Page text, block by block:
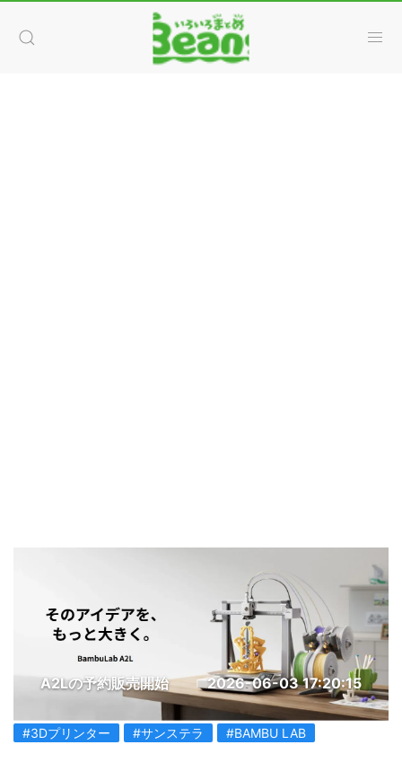
A2Lの予約販売開始 2026-06-03 17:20:15
#3Dプリンター #サンステラ #BAMBU LAB